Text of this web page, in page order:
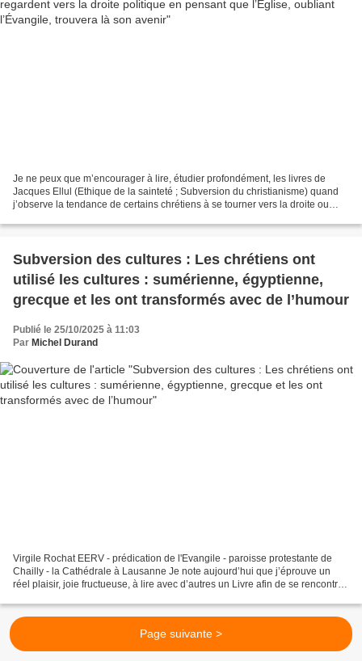
Je ne peux que m’encourager à lire, étudier profondément, les livres de
Jacques Ellul (Ethique de la sainteté ; Subversion du christianisme) quand
j’observe la tendance de certains chrétiens à se tourner vers la droite ou
Subversion des cultures : Les chrétiens ont
utilisé les cultures : sumérienne, égyptienne,
grecque et les ont transformés avec de l’humour
Publié le 25/10/2025 à 11:03
Par Michel Durand
Virgile Rochat EERV - prédication de l'Evangile - paroisse protestante de
Chailly - la Cathédrale à Lausanne Je note aujourd’hui que j’éprouve un
réel plaisir, joie fructueuse, à lire avec d’autres un Livre afin de se rencontrer
Page suivante >